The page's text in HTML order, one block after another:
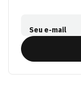
Seu e-mail